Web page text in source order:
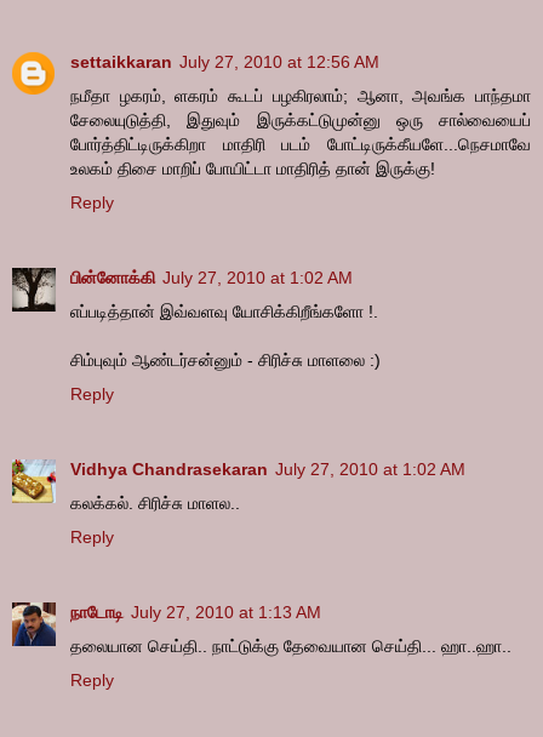
settaikkaran July 27, 2010 at 12:56 AM
நமீதா ழகரம், ளகரம் கூடப் பழகிரலாம்; ஆனா, அவங்க பாந்தமா
சேலையுடுத்தி, இதுவும் இருக்கட்டுமுன்னு ஒரு சால்வையைப்
போர்த்திட்டிருக்கிறா மாதிரி படம் போட்டிருக்கீயளே...நெசமாவே
உலகம் திசை மாறிப் போயிட்டா மாதிரித் தான் இருக்கு!
Reply
பின்னோக்கி July 27, 2010 at 1:02 AM
எப்படித்தான் இவ்வளவு யோசிக்கிறீங்களோ !.
சிம்புவும் ஆண்டர்சன்னும் - சிரிச்சு மாளலை :)
Reply
Vidhya Chandrasekaran July 27, 2010 at 1:02 AM
கலக்கல். சிரிச்சு மாளல..
Reply
நாடோடி July 27, 2010 at 1:13 AM
த‌லையான‌ செய்தி.. நாட்டுக்கு தேவையான‌ செய்தி... ஹா..ஹா..
Reply